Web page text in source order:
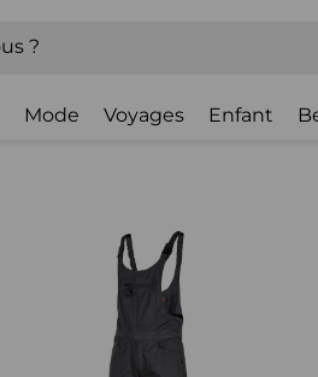
Mode Voyages Enfant